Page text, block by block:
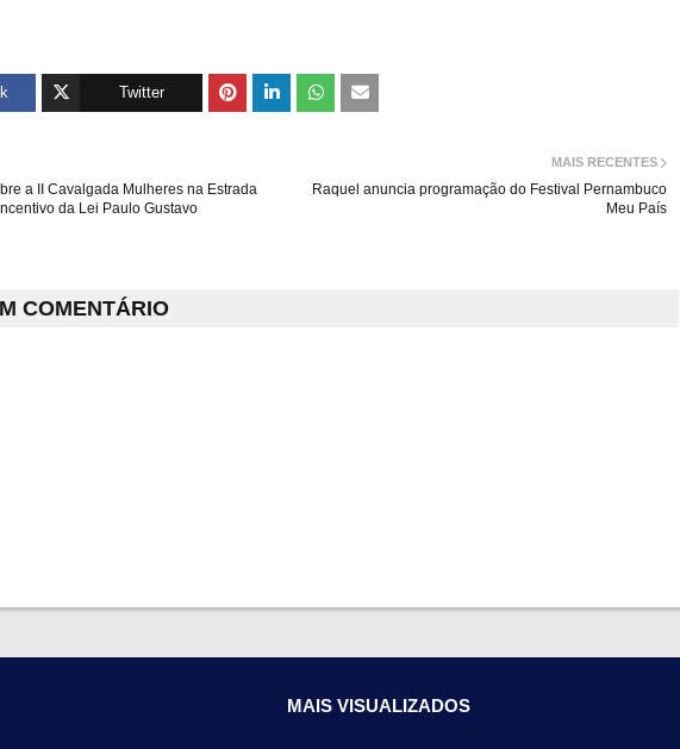
Twitter
MAIS RECENTES
Raquel anuncia programação do Festival Pernambuco
Meu País
a II Cavalgada Mulheres na Estrada
da Lei Paulo Gustavo
COMENTÁRIO
MAIS VISUALIZADOS